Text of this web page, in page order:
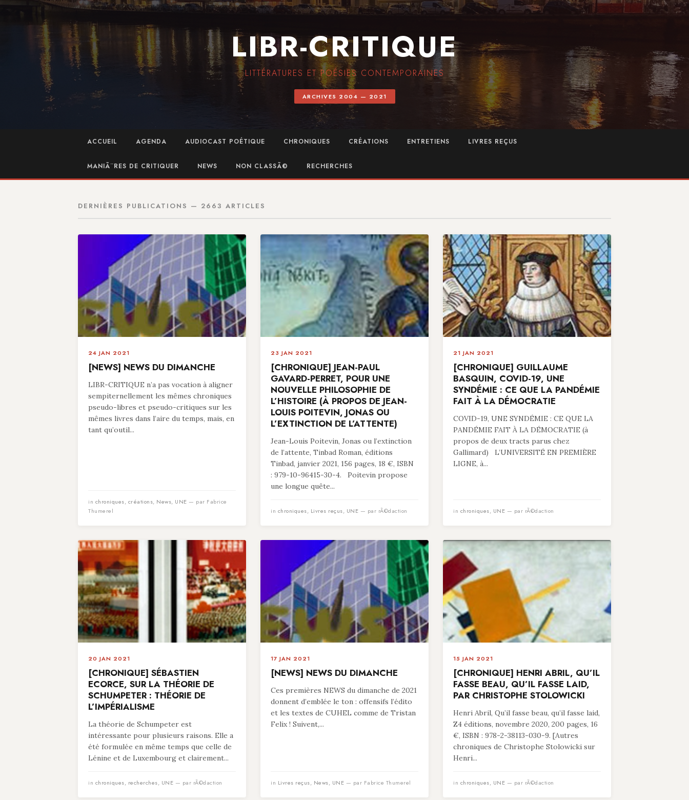
LIBR-CRITIQUE
LITTÉRATURES ET POÉSIES CONTEMPORAINES
ARCHIVES 2004 — 2021
ACCUEIL AGENDA AUDIOCAST POÉTIQUE CHRONIQUES CRÉATIONS ENTRETIENS LIVRES REÇUS
MANIÃ¨RES DE CRITIQUER NEWS NON CLASSÃ© RECHERCHES
DERNIÈRES PUBLICATIONS — 2663 ARTICLES
24 JAN 2021
[NEWS] NEWS DU DIMANCHE
LIBR-CRITIQUE n’a pas vocation à aligner
sempiternellement les mêmes chroniques
pseudo-libres et pseudo-critiques sur les
mêmes livres dans l’aire du temps, mais, en
tant qu’outil...
in chroniques, créations, News, UNE — par Fabrice
Thumerel
23 JAN 2021
[CHRONIQUE] JEAN-PAUL
GAVARD-PERRET, POUR UNE
NOUVELLE PHILOSOPHIE DE
L’HISTOIRE (À PROPOS DE JEAN-
LOUIS POITEVIN, JONAS OU
L’EXTINCTION DE L’ATTENTE)
Jean-Louis Poitevin, Jonas ou l’extinction
de l’attente, Tinbad Roman, éditions
Tinbad, janvier 2021, 156 pages, 18 €, ISBN
: 979-10-96415-30-4. Poitevin propose
une longue quête...
in chroniques, Livres reçus, UNE — par rÃ©daction
21 JAN 2021
[CHRONIQUE] GUILLAUME
BASQUIN, COVID-19, UNE
SYNDÉMIE : CE QUE LA PANDÉMIE
FAIT À LA DÉMOCRATIE
COVID-19, UNE SYNDÉMIE : CE QUE LA
PANDÉMIE FAIT À LA DÉMOCRATIE (à
propos de deux tracts parus chez
Gallimard) L’UNIVERSITÉ EN PREMIÈRE
LIGNE, à...
in chroniques, UNE — par rÃ©daction
20 JAN 2021
[CHRONIQUE] SÉBASTIEN
ECORCE, SUR LA THÉORIE DE
SCHUMPETER : THÉORIE DE
L’IMPÉRIALISME
La théorie de Schumpeter est
intéressante pour plusieurs raisons. Elle a
été formulée en même temps que celle de
Lénine et de Luxembourg et clairement...
in chroniques, recherches, UNE — par rÃ©daction
17 JAN 2021
[NEWS] NEWS DU DIMANCHE
Ces premières NEWS du dimanche de 2021
donnent d’emblée le ton : offensifs l’édito
et les textes de CUHEL comme de Tristan
Felix ! Suivent,...
in Livres reçus, News, UNE — par Fabrice Thumerel
15 JAN 2021
[CHRONIQUE] HENRI ABRIL, QU’IL
FASSE BEAU, QU’IL FASSE LAID,
PAR CHRISTOPHE STOLOWICKI
Henri Abril, Qu’il fasse beau, qu’il fasse laid,
Z4 éditions, novembre 2020, 200 pages, 16
€, ISBN : 978-2-38113-030-9. [Autres
chroniques de Christophe Stolowicki sur
Henri...
in chroniques, UNE — par rÃ©daction